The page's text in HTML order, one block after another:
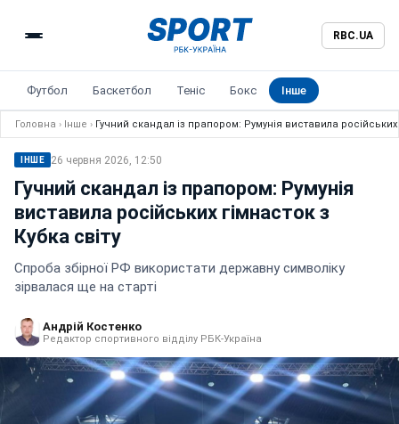
RBC.UA
Футбол Баскетбол Теніс Бокс Інше
Головна › Інше › Гучний скандал із прапором: Румунія виставила російських
ІНШЕ 26 червня 2026, 12:50
Гучний скандал із прапором: Румунія
виставила російських гімнасток з
Кубка світу
Спроба збірної РФ використати державну символіку
зірвалася ще на старті
Андрій Костенко
Редактор спортивного відділу РБК-Україна